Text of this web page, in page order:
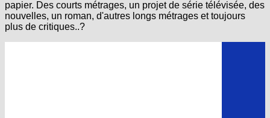
papier. Des courts métrages, un projet de série télévisée, des
nouvelles, un roman, d'autres longs métrages et toujours
plus de critiques..?